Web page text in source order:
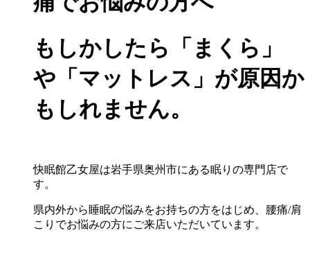
もしかしたら「まくら」
や「マットレス」が原因か
もしれません。
快眠館乙女屋は岩手県奥州市にある眠りの専門店で
す。
県内外から睡眠の悩みをお持ちの方をはじめ、腰痛/肩
こりでお悩みの方にご来店いただいています。